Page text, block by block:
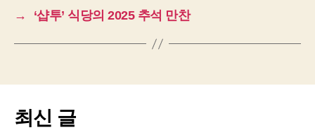
→
‘샵투’ 식당의 2025 추석 만찬
최신 글